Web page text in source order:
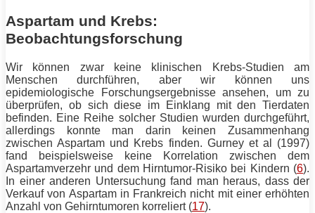
Aspartam und Krebs:
Beobachtungsforschung
Wir können zwar keine klinischen Krebs-Studien am
Menschen durchführen, aber wir können uns
epidemiologische Forschungsergebnisse ansehen, um zu
überprüfen, ob sich diese im Einklang mit den Tierdaten
befinden. Eine Reihe solcher Studien wurden durchgeführt,
allerdings konnte man darin keinen Zusammenhang
zwischen Aspartam und Krebs finden. Gurney et al (1997)
fand beispielsweise keine Korrelation zwischen dem
Aspartamverzehr und dem Hirntumor-Risiko bei Kindern (6).
In einer anderen Untersuchung fand man heraus, dass der
Verkauf von Aspartam in Frankreich nicht mit einer erhöhten
Anzahl von Gehirntumoren korreliert (17).